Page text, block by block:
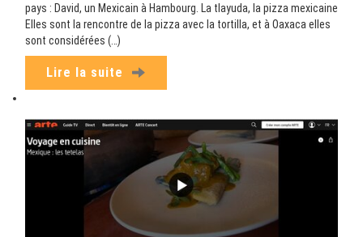
pays : David, un Mexicain à Hambourg. La tlayuda, la pizza mexicaine
Elles sont la rencontre de la pizza avec la tortilla, et à Oaxaca elles
sont considérées (…)
Lire la suite